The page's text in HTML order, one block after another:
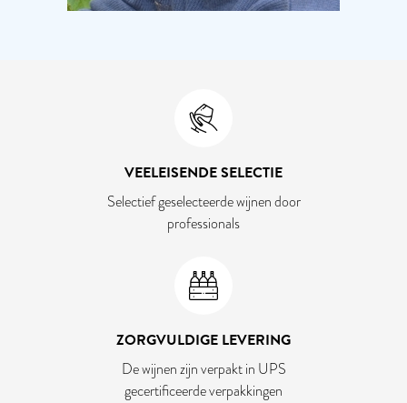
VEELEISENDE SELECTIE
Selectief geselecteerde wijnen door
professionals
ZORGVULDIGE LEVERING
De wijnen zijn verpakt in UPS
gecertificeerde verpakkingen